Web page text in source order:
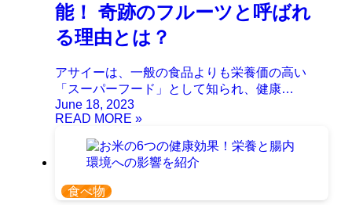
能！ 奇跡のフルーツと呼ばれ
る理由とは？
アサイーは、一般の食品よりも栄養価の高い
「スーパーフード」として知られ、健康…
June 18, 2023
食べ物